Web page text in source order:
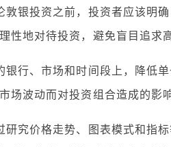
银投资之前，投资者应该明
性地对待投资，避免盲目追求
行、市场和时间段上，降低
场波动而对投资组合造成的影响
究价格走势、图表模式和指